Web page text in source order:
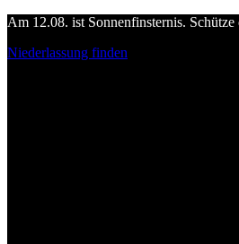
Am 12.08. ist Sonnenfinsternis.
Niederlassung finden